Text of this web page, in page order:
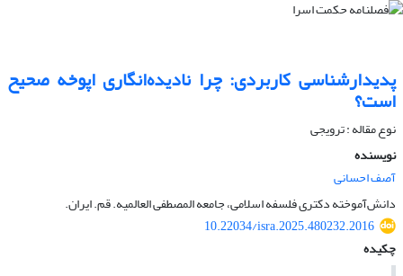
پدیدارشناسی کاربردی: چرا نادیده‌انگاری اپوخه صحیح
است؟
نوع مقاله : ترویجی
نویسنده
آصف احسانی
دانش‌آموخته دکتری فلسفه اسلامی، جامعه المصطفی العالمیه. قم. ایران.
10.22034/isra.2025.480232.2016
چکیده